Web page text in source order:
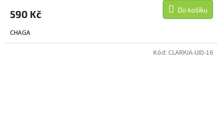
590 Kč Do košíku
CHAGA
Kód: CLARKIA-UID-16